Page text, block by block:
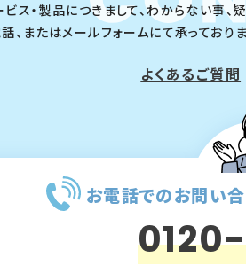
ス・製品につきまして、わからない事
、またはメールフォームにて承っており
よくあるご質問
お電話でのお問い